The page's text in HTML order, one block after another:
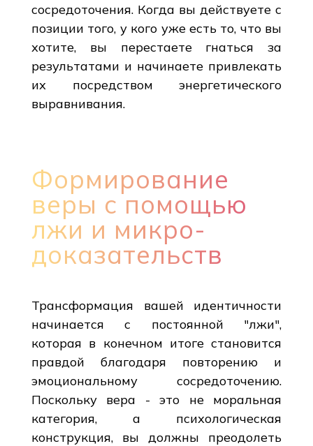
сосредоточения. Когда вы действуете с
позиции того, у кого уже есть то, что вы
хотите, вы перестаете гнаться за
результатами и начинаете привлекать
их посредством энергетического
выравнивания.
Формирование
веры с помощью
лжи и микро-
доказательств
Трансформация вашей идентичности
начинается с постоянной "лжи",
которая в конечном итоге становится
правдой благодаря повторению и
эмоциональному сосредоточению.
Поскольку вера - это не моральная
категория, а психологическая
конструкция, вы должны преодолеть